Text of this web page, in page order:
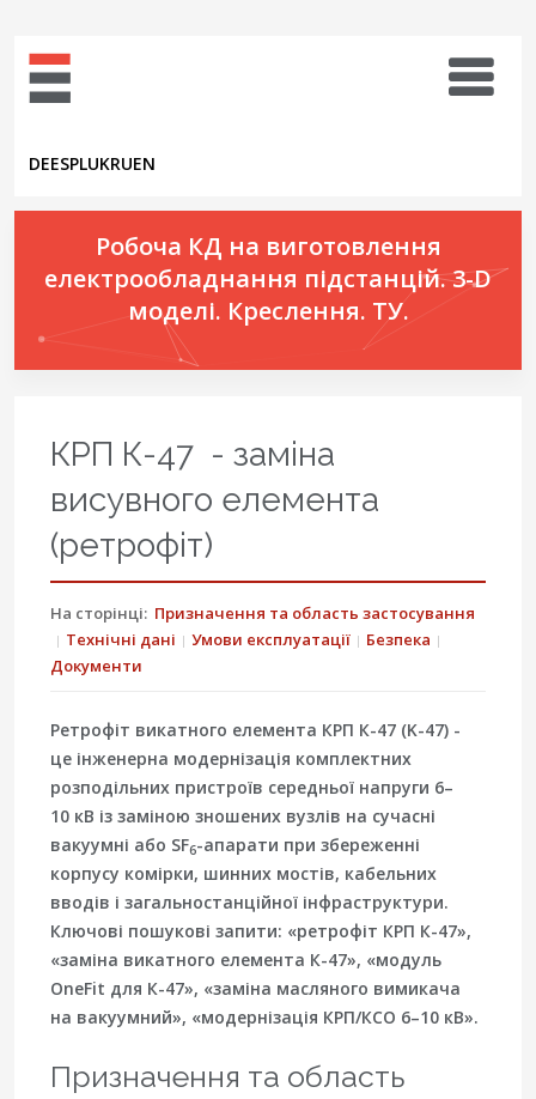
DEESPLUKRUEN
Робоча КД на виготовлення
електрообладнання підстанцій. 3-D
моделі. Креслення. ТУ.
КРП К-47 - заміна
висувного елемента
(ретрофіт)
На сторінці: Призначення та область застосування
Технічні дані
Умови експлуатації
Безпека
Документи
Ретрофіт викатного елемента КРП К-47 (K-47) -
це інженерна модернізація комплектних
розподільних пристроїв середньої напруги 6–
10 кВ із заміною зношених вузлів на сучасні
вакуумні або SF6-апарати при збереженні
корпусу комірки, шинних мостів, кабельних
вводів і загальностанційної інфраструктури.
Ключові пошукові запити: «ретрофіт КРП К-47»,
«заміна викатного елемента К-47», «модуль
OneFit для К-47», «заміна масляного вимикача
на вакуумний», «модернізація КРП/КСО 6–10 кВ».
Призначення та область